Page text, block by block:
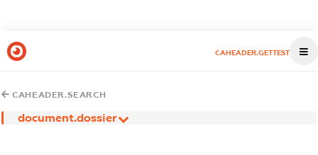
CAHEADER.GETTEST
CAHEADER.SEARCH
document.dossier